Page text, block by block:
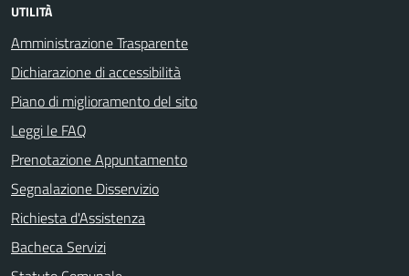
UTILITÀ
Amministrazione Trasparente
Dichiarazione di accessibilità
Piano di miglioramento del sito
Leggi le FAQ
Prenotazione Appuntamento
Segnalazione Disservizio
Richiesta d'Assistenza
Bacheca Servizi